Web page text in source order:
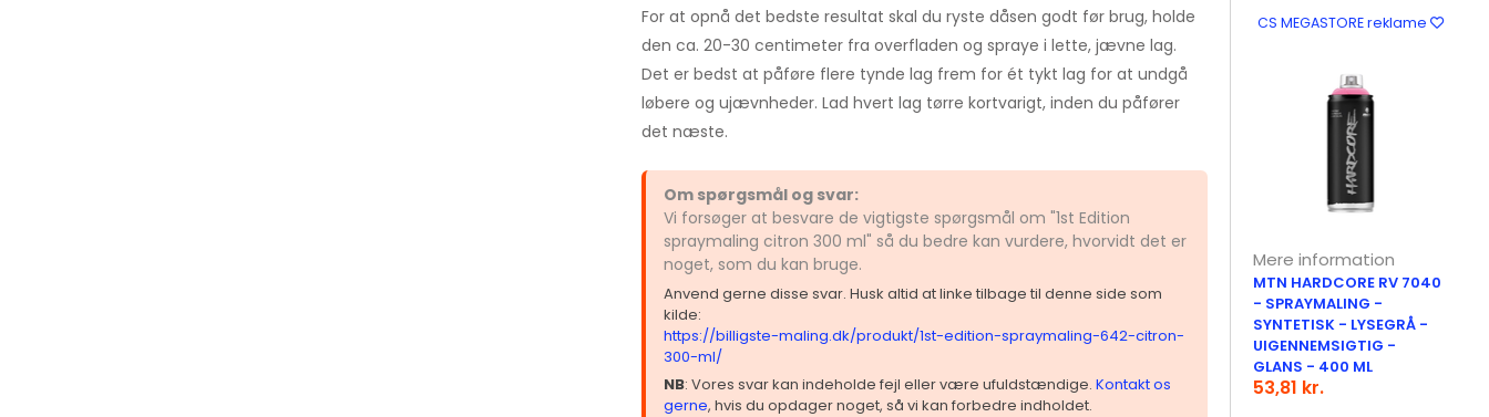
For at opnå det bedste resultat skal du ryste dåsen godt før brug, holde
den ca. 20-30 centimeter fra overfladen og spraye i lette, jævne lag.
Det er bedst at påføre flere tynde lag frem for ét tykt lag for at undgå
løbere og ujævnheder. Lad hvert lag tørre kortvarigt, inden du påfører
det næste.
Om spørgsmål og svar:
Vi forsøger at besvare de vigtigste spørgsmål om "1st Edition
spraymaling citron 300 ml" så du bedre kan vurdere, hvorvidt det er
noget, som du kan bruge.
Anvend gerne disse svar. Husk altid at linke tilbage til denne side som
kilde:
https://billigste-maling.dk/produkt/1st-edition-spraymaling-642-citron-
300-ml/
NB: Vores svar kan indeholde fejl eller være ufuldstændige. Kontakt os
gerne, hvis du opdager noget, så vi kan forbedre indholdet.
CS MEGASTORE reklame
Mere information
MTN HARDCORE RV 7040
- SPRAYMALING -
SYNTETISK - LYSEGRÅ -
UIGENNEMSIGTIG -
GLANS - 400 ML
53,81 kr.